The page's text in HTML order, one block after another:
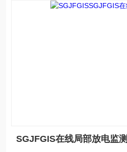
SGJFGIS在线局部放电监测